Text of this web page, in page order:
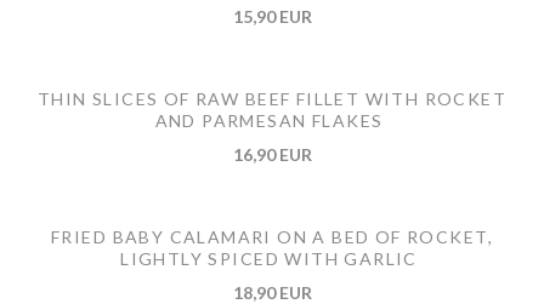
15,90 EUR
THIN SLICES OF RAW BEEF FILLET WITH ROCKET
AND PARMESAN FLAKES
16,90 EUR
FRIED BABY CALAMARI ON A BED OF ROCKET,
LIGHTLY SPICED WITH GARLIC
18,90 EUR